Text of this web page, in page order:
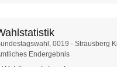
0019 - Strausberg
Endergebnis